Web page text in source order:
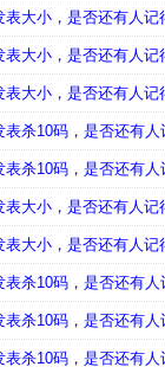
大小，是否还有人记
大小，是否还有人记
大小，是否还有人记
杀10码，是否还有人
杀10码，是否还有人
大小，是否还有人记
大小，是否还有人记
杀10码，是否还有人
杀10码，是否还有人
杀10码，是否还有人